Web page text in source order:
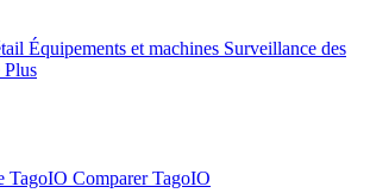
Équipements et machines Surveillance des
Plus
TagoIO Comparer TagoIO